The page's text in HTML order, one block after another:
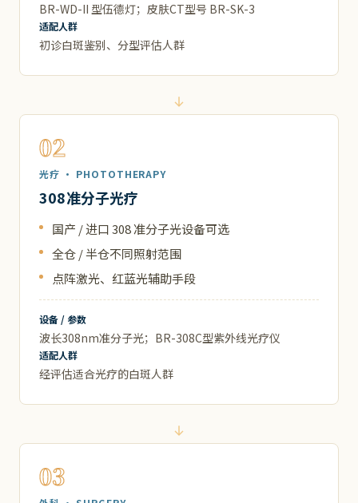
BR-WD-II 型伍德灯；皮肤CT型号 BR-SK-3
适配人群
初诊白斑鉴别、分型评估人群
02
光疗 · PHOTOTHERAPY
308准分子光疗
国产 / 进口 308 准分子光设备可选
全仓 / 半仓不同照射范围
点阵激光、红蓝光辅助手段
设备 / 参数
波长308nm准分子光；BR-308C型紫外线光疗仪
适配人群
经评估适合光疗的白斑人群
03